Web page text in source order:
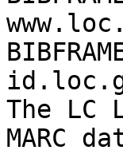
The LC
MARC